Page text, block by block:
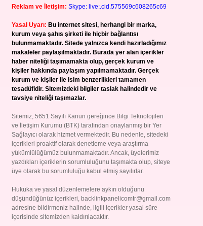
Reklam ve İletişim: Skype: live:.cid.575569c608265c69
Yasal Uyarı: Bu internet sitesi, herhangi bir marka,
kurum veya şahıs şirketi ile hiçbir bağlantısı
bulunmamaktadır. Sitede yalnızca kendi hazırladığımız
makaleler paylaşılmaktadır. Burada yer alan içerikler
haber niteliği taşımamakta olup, gerçek kurum ve
kişiler hakkında paylaşım yapılmamaktadır. Gerçek
kurum ve kişiler ile isim benzerlikleri tamamen
tesadüfidir. Sitemizdeki bilgiler taslak halindedir ve
tavsiye niteliği taşımazlar.
Sitemiz, 5651 Sayılı Kanun gereğince Bilgi Teknolojileri
ve İletişim Kurumu (BTK) tarafından onaylanmış bir Yer
Sağlayıcı olarak hizmet vermektedir. Bu nedenle, sitedeki
içerikleri proaktif olarak denetleme veya araştırma
yükümlülüğümüz bulunmamaktadır. Ancak, üyelerimiz
yazdıkları içeriklerin sorumluluğunu taşımakta olup, siteye
üye olarak bu sorumluluğu kabul etmiş sayılırlar.
Hukuka ve yasal düzenlemelere aykırı olduğunu
düşündüğünüz içerikleri, backlinkpanelicomtr@gmail.com
adresine bildirmeniz halinde, ilgili içerikler yasal süre
içerisinde sitemizden kaldırılacaktır.